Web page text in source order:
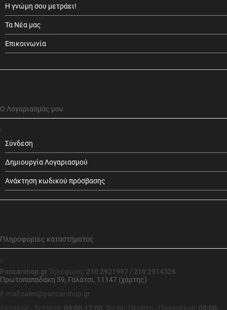
Η γνώμη σου μετράει!
Τα Νέα μας
Επικοινωνία
Ο Λογαριασμός μου
Σύνδεση
Δημιουργία Λογαριασμού
Ανάκτηση κωδικού πρόσβασης
Πληροφορίες καταστήματος
Pancarshop.gr Τηλέφωνο: 210 2921997 / 210 2914326
Πρωτοπαπαδάκη 59, Γαλάτσι, 11147 (χάρτης)
E-mail:sales@pancarshop.gr
Δευτέρα - Τετάρτη: 09:00-17:00, Τρίτη - Πέμπτη - Παρασκευή: 09:00-